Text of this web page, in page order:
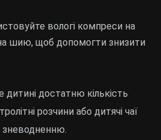
вологі компреси на
на шию, щоб допомогти знизити
дитині достатню кількість
розчини або дитячі чаї
зневодненню.